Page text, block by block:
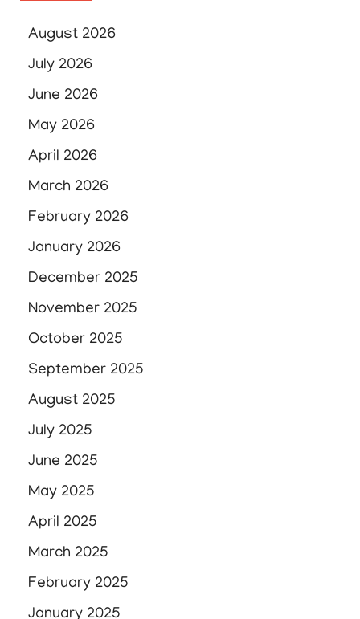
August 2026
July 2026
June 2026
May 2026
April 2026
March 2026
February 2026
January 2026
December 2025
November 2025
October 2025
September 2025
August 2025
July 2025
June 2025
May 2025
April 2025
March 2025
February 2025
January 2025